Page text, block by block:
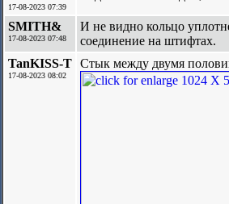
17-08-2023 07:39
SMITH&
17-08-2023 07:48
И не видно кольцо
соединение на штифтах.
TanKISS-T
17-08-2023 08:02
Стык между двумя